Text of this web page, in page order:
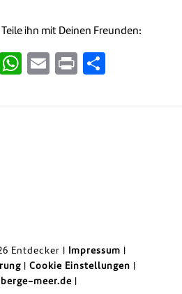
ihn mit Deinen Freunden:
LinkedIn
WhatsApp
EmailPrint
Entdecker | Impressum
Cookie Einstellungen
meer.de|